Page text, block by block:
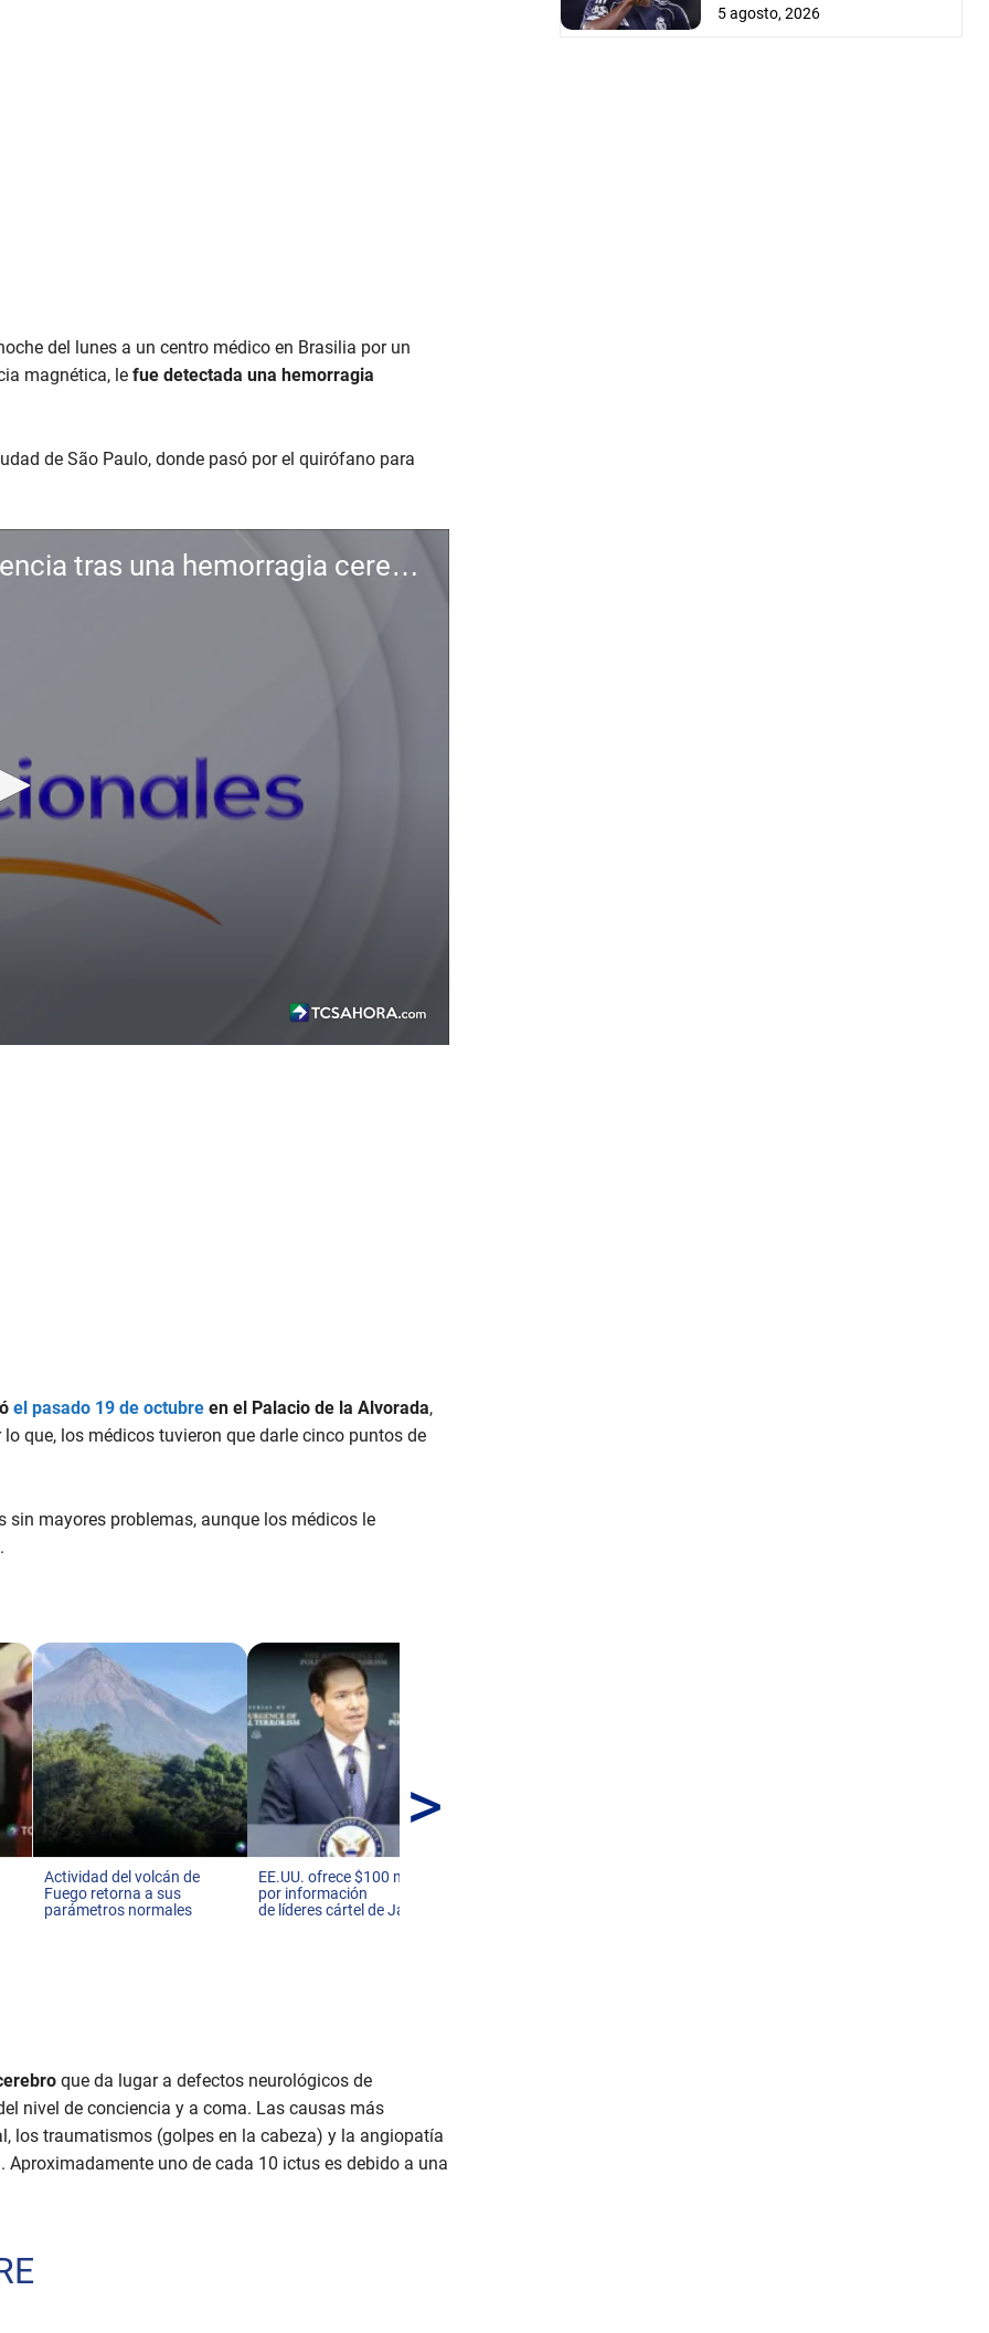
del lunes a un centro médico en Brasilia por un
magnética, le fue detectada una hemorragia
de São Paulo, donde pasó por el quirófano para
Lula da Silva fue operado de emergencia tras una hemorragia cerebral
el pasado 19 de octubre en el Palacio de la Alvorada,
que, los médicos tuvieron que darle cinco puntos de
sin mayores problemas, aunque los médicos le
Actividad del volcán de
Fuego retorna a sus
parámetros normales
EE.UU. ofrece $100 millones
por información
de líderes cártel de Jalisco
>
que da lugar a defectos neurológicos de
nivel de conciencia y a coma. Las causas más
los traumatismos (golpes en la cabeza) y la angiopatía
uno de cada 10 ictus es debido a una
5 agosto, 2026